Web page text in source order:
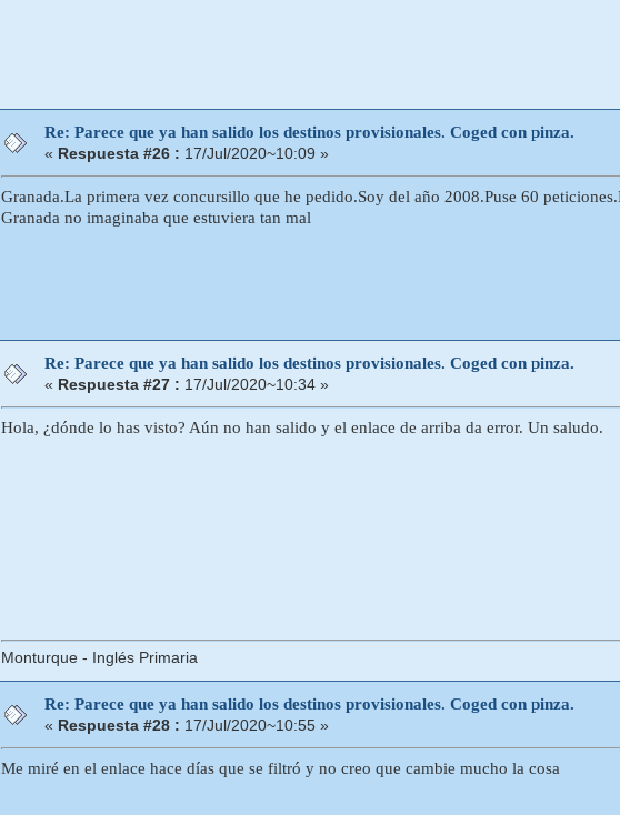
Re: Parece que ya han salido los destinos provisionales. Coged con pinza.
« Respuesta #26 : 17/Jul/2020~10:09 »
Granada.La primera vez concursillo que he pedido.Soy del año 2008.Puse 60
Granada no imaginaba que estuviera tan mal
Re: Parece que ya han salido los destinos provisionales. Coged con pinza.
« Respuesta #27 : 17/Jul/2020~10:34 »
Hola, ¿dónde lo has visto? Aún no han salido y el enlace de arriba da error. Un saludo.
Monturque - Inglés Primaria
Re: Parece que ya han salido los destinos provisionales. Coged con pinza.
« Respuesta #28 : 17/Jul/2020~10:55 »
Me miré en el enlace hace días que se filtró y no creo que cambie mucho la cosa